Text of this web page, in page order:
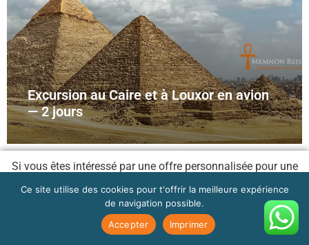
Excursion au Caire et à Louxor en avion
— 2 jours
Si vous êtes intéressé par une offre personnalisée pour une
excursion en Égypte ou si vous souhaitez que nous, en tant
que spécialistes de l’Égypte, organisions vos activités à
Hurghada, n’hésitez pas à nous contacter.
Ce site utilise des cookies pour t'offrir la meilleure expérience
de navigation possible.
Accepter
Imprimer